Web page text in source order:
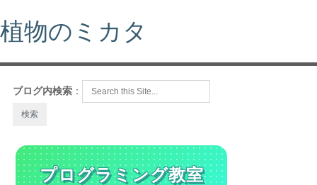
植物のミカタ
ブログ内検索 ：
プログラミング教室